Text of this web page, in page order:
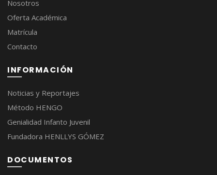
Nosotros
Oferta Académica
Matrícula
Contacto
INFORMACIÓN
Noticias y Reportajes
Método HENGO
Genialidad Infanto Juvenil
Fundadora HENLLYS GÓMEZ
DOCUMENTOS